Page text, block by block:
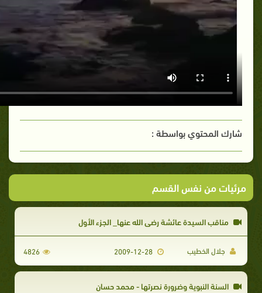
شارك المحتوي بواسطة :
مرئيات من نفس القسم
مناقب السيدة عائشة رضي الله عنها_ الجزء الأول
جلال الخطيب 4826
السنة النبوية وضرورة نصرتها - محمد حسان